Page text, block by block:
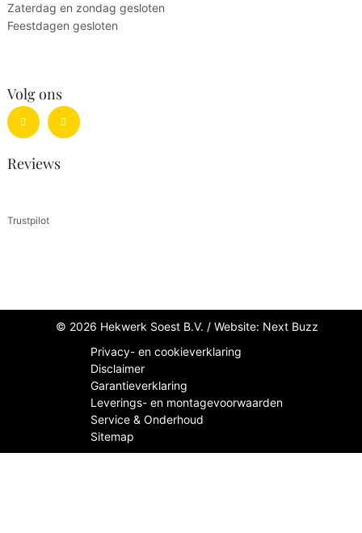
Zaterdag en zondag gesloten
Feestdagen gesloten
Volg ons
Reviews
Trustpilot
© 2026 Hekwerk Soest B.V. / Website: Next Buzz
Privacy- en cookieverklaring
Disclaimer
Garantieverklaring
Leverings- en montagevoorwaarden
Service & Onderhoud
Sitemap